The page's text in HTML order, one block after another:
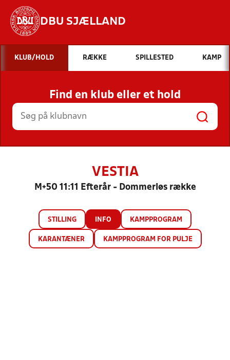
DBU SJÆLLAND
Hvad vil du søge efter?
INDHOLD OG NYHEDER
STILLINGER, RESULTATER, KLUBBER OG
HOLD
KLUB/HOLD RÆKKE SPILLESTED KAMP
Find en klub eller et hold
VESTIA
M+50 11:11 Efterår - Dommerløs række
STILLING INFO KAMPPROGRAM
KARANTÆNER KAMPPROGRAM FOR PULJE